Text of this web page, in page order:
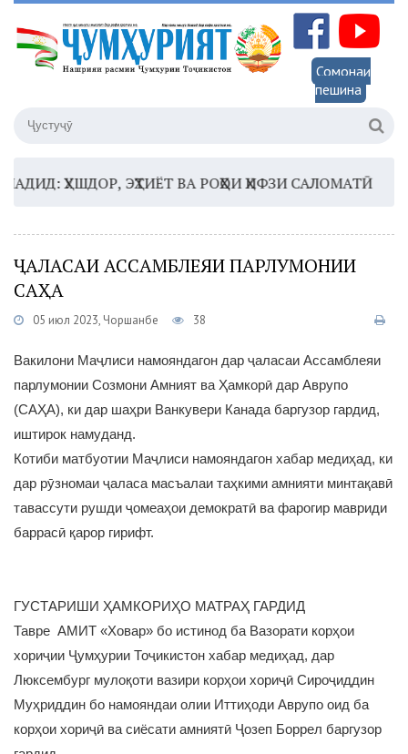
Сомонаи
пешина
ҲУШДОР, ЭҲТИЁТ ВА РОҲҲОИ ҲИФЗИ САЛОМАТӢ
ҶАЛАСАИ АССАМБЛЕЯИ ПАРЛУМОНИИ
САҲА
05 июл 2023, Чоршанбе 38
Вакилони Маҷлиси намояндагон дар ҷаласаи Ассамблеяи
парлумонии Созмони Амният ва Ҳамкорӣ дар Аврупо
(САҲА), ки дар шаҳри Ванкувери Канада баргузор гардид,
иштирок намуданд.
Котиби матбуотии Маҷлиси намояндагон хабар медиҳад, ки
дар рӯзномаи ҷаласа масъалаи таҳкими амнияти минтақавӣ
тавассути рушди ҷомеаҳои демократӣ ва фарогир мавриди
баррасӣ қарор гирифт.
ГУСТАРИШИ ҲАМКОРИҲО МАТРАҲ ГАРДИД
Тавре АМИТ «Ховар» бо истинод ба Вазорати корҳои
хориҷии Ҷумҳурии Тоҷикистон хабар медиҳад, дар
Люксембург мулоқоти вазири корҳои хориҷӣ Сироҷиддин
Муҳриддин бо намояндаи олии Иттиҳоди Аврупо оид ба
корҳои хориҷӣ ва сиёсати амниятӣ Ҷозеп Боррел баргузор